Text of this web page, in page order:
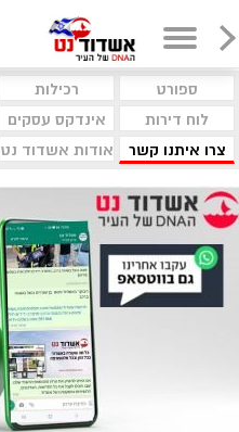
ספורט רכילות
לוח דירות
אינדקס עסקים
צרו איתנו קשר
אודות אשדוד נט